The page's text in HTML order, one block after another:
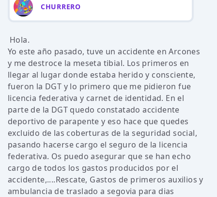
CHURRERO
Hola.
Yo este año pasado, tuve un accidente en Arcones
y me destroce la meseta tibial. Los primeros en
llegar al lugar donde estaba herido y consciente,
fueron la DGT y lo primero que me pidieron fue
licencia federativa y carnet de identidad. En el
parte de la DGT quedo constatado accidente
deportivo de parapente y eso hace que quedes
excluido de las coberturas de la seguridad social,
pasando hacerse cargo el seguro de la licencia
federativa. Os puedo asegurar que se han echo
cargo de todos los gastos producidos por el
accidente,....Rescate, Gastos de primeros auxilios y
ambulancia de traslado a segovia para dias